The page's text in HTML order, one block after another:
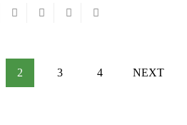
2 3 4 NEXT